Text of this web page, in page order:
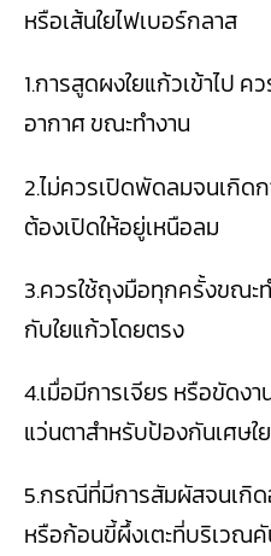
หรือเส้นใยไฟเบอร์กลาส
1.การสูดผงใยแก้วเข้าไป
อากาศ ขณะทำงาน
2.ไม่ควรเปิดพัดลมจนเกิด
ต้องเปิดให้อยู่เหนือลม
3.ควรใช้ถุงมือทุกครั้งขณะ
กับใยแก้วโดยตรง
4.เมื่อมีการเจียร หรือขัดง
แว่นตาสำหรับป้องกันเศษใ
5.กรณีที่มีการสัมผัสจนเกิด
หรือก้อนขี้ผึ้งเตะที่บริเวณ